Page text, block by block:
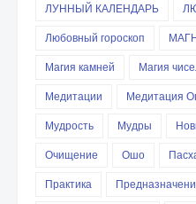
ЛУННЫЙ КАЛЕНДАРЬ
Любовный гороскоп
Магия камней
Магия
Медитации
Медитация
Мудрость
Мудры
Очищение
Ошо
Практика